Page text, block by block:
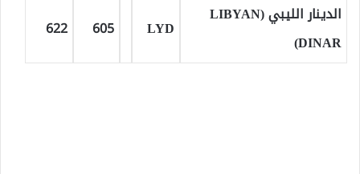
الدينار الليبي (LIBYAN
DINAR)
LYD
605
622